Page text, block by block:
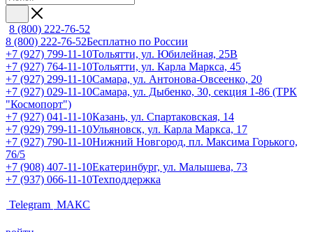
8 (800) 222-76-52
8 (800) 222-76-52Бесплатно по России
+7 (927) 799-11-10Тольятти, ул. Юбилейная, 25В
+7 (927) 764-11-10Тольятти, ул. Карла Маркса, 45
+7 (927) 299-11-10Самара, ул. Антонова-Овсеенко, 20
+7 (927) 029-11-10Самара, ул. Дыбенко, 30, секция 1-86 (ТРК
"Космопорт")
+7 (927) 041-11-10Казань, ул. Спартаковская, 14
+7 (929) 799-11-10Ульяновск, ул. Карла Маркса, 17
+7 (927) 790-11-10Нижний Новгород, пл. Максима Горького,
76/5
+7 (908) 407-11-10Екатеринбург, ул. Малышева, 73
+7 (937) 066-11-10Техподдержка
Telegram МАКС